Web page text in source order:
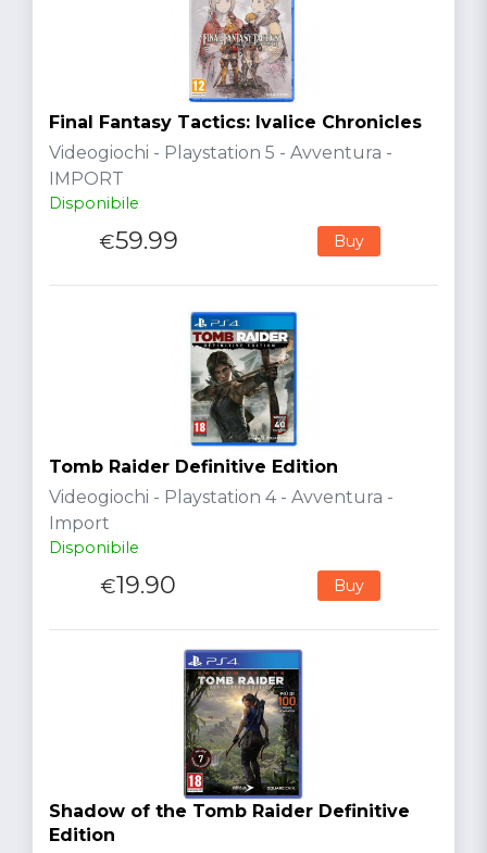
Final Fantasy Tactics: Ivalice Chronicles
Videogiochi - Playstation 5 - Avventura -
IMPORT
Disponibile
€59.99 Buy
Tomb Raider Definitive Edition
Videogiochi - Playstation 4 - Avventura -
Import
Disponibile
€19.90 Buy
Shadow of the Tomb Raider Definitive
Edition